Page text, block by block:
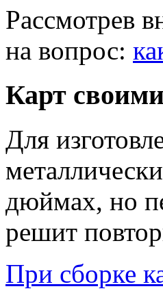
Рассмотрев
на вопрос:
Карт
Для
дюймах, но
решит
При сборке